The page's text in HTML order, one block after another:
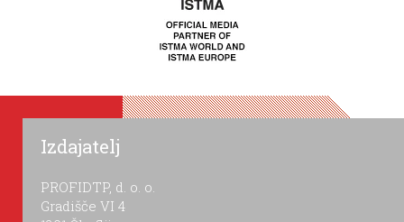
Izdajatelj
PROFIDTP, d. o. o.
Gradišče VI 4